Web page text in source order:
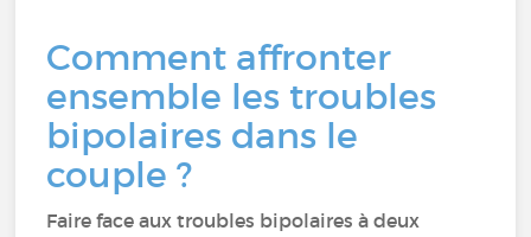
Comment affronter
ensemble les troubles
bipolaires dans le
couple ?
Faire face aux troubles bipolaires à deux